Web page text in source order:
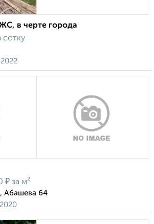
в черте города
сотку
₽ за м²
Абашева 64